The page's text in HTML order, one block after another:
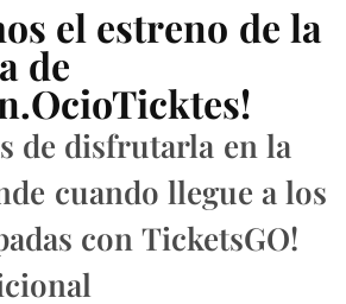
el estreno de la
de
de disfrutarla en la
cuando llegue a los
con TicketsGO!